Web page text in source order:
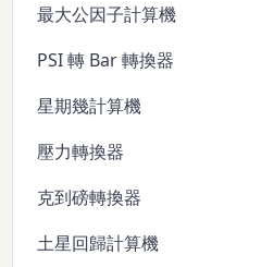
最大公因子計算機
PSI 轉 Bar 轉換器
星期幾計算機
壓力轉換器
克到磅轉換器
土星回歸計算機